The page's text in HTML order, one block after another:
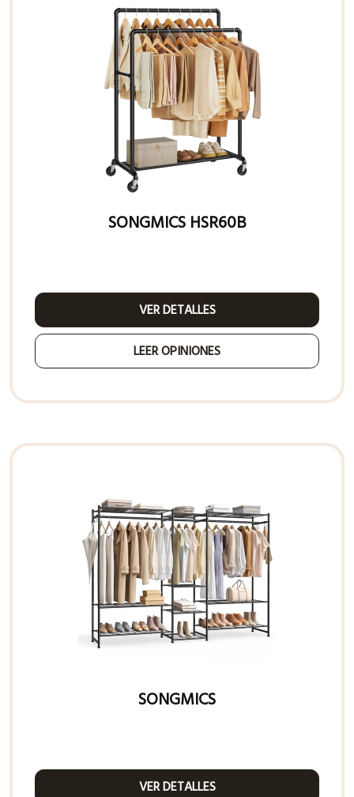
SONGMICS HSR60B
VER DETALLES
LEER OPINIONES
SONGMICS
VER DETALLES